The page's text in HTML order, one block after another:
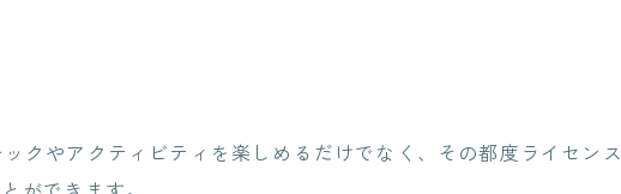
クやアクティビティを楽しめるだけでなく、その都度ライセンス